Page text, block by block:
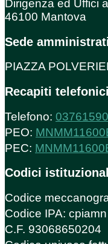
Dirigenza ed Uffici
46100 Mantova
Sede
PIAZZA
Recapiti
Telefono:
PEO:
PEC:
Codici
Codice
Codice IPA: cpiamn
C.F. 93068650204